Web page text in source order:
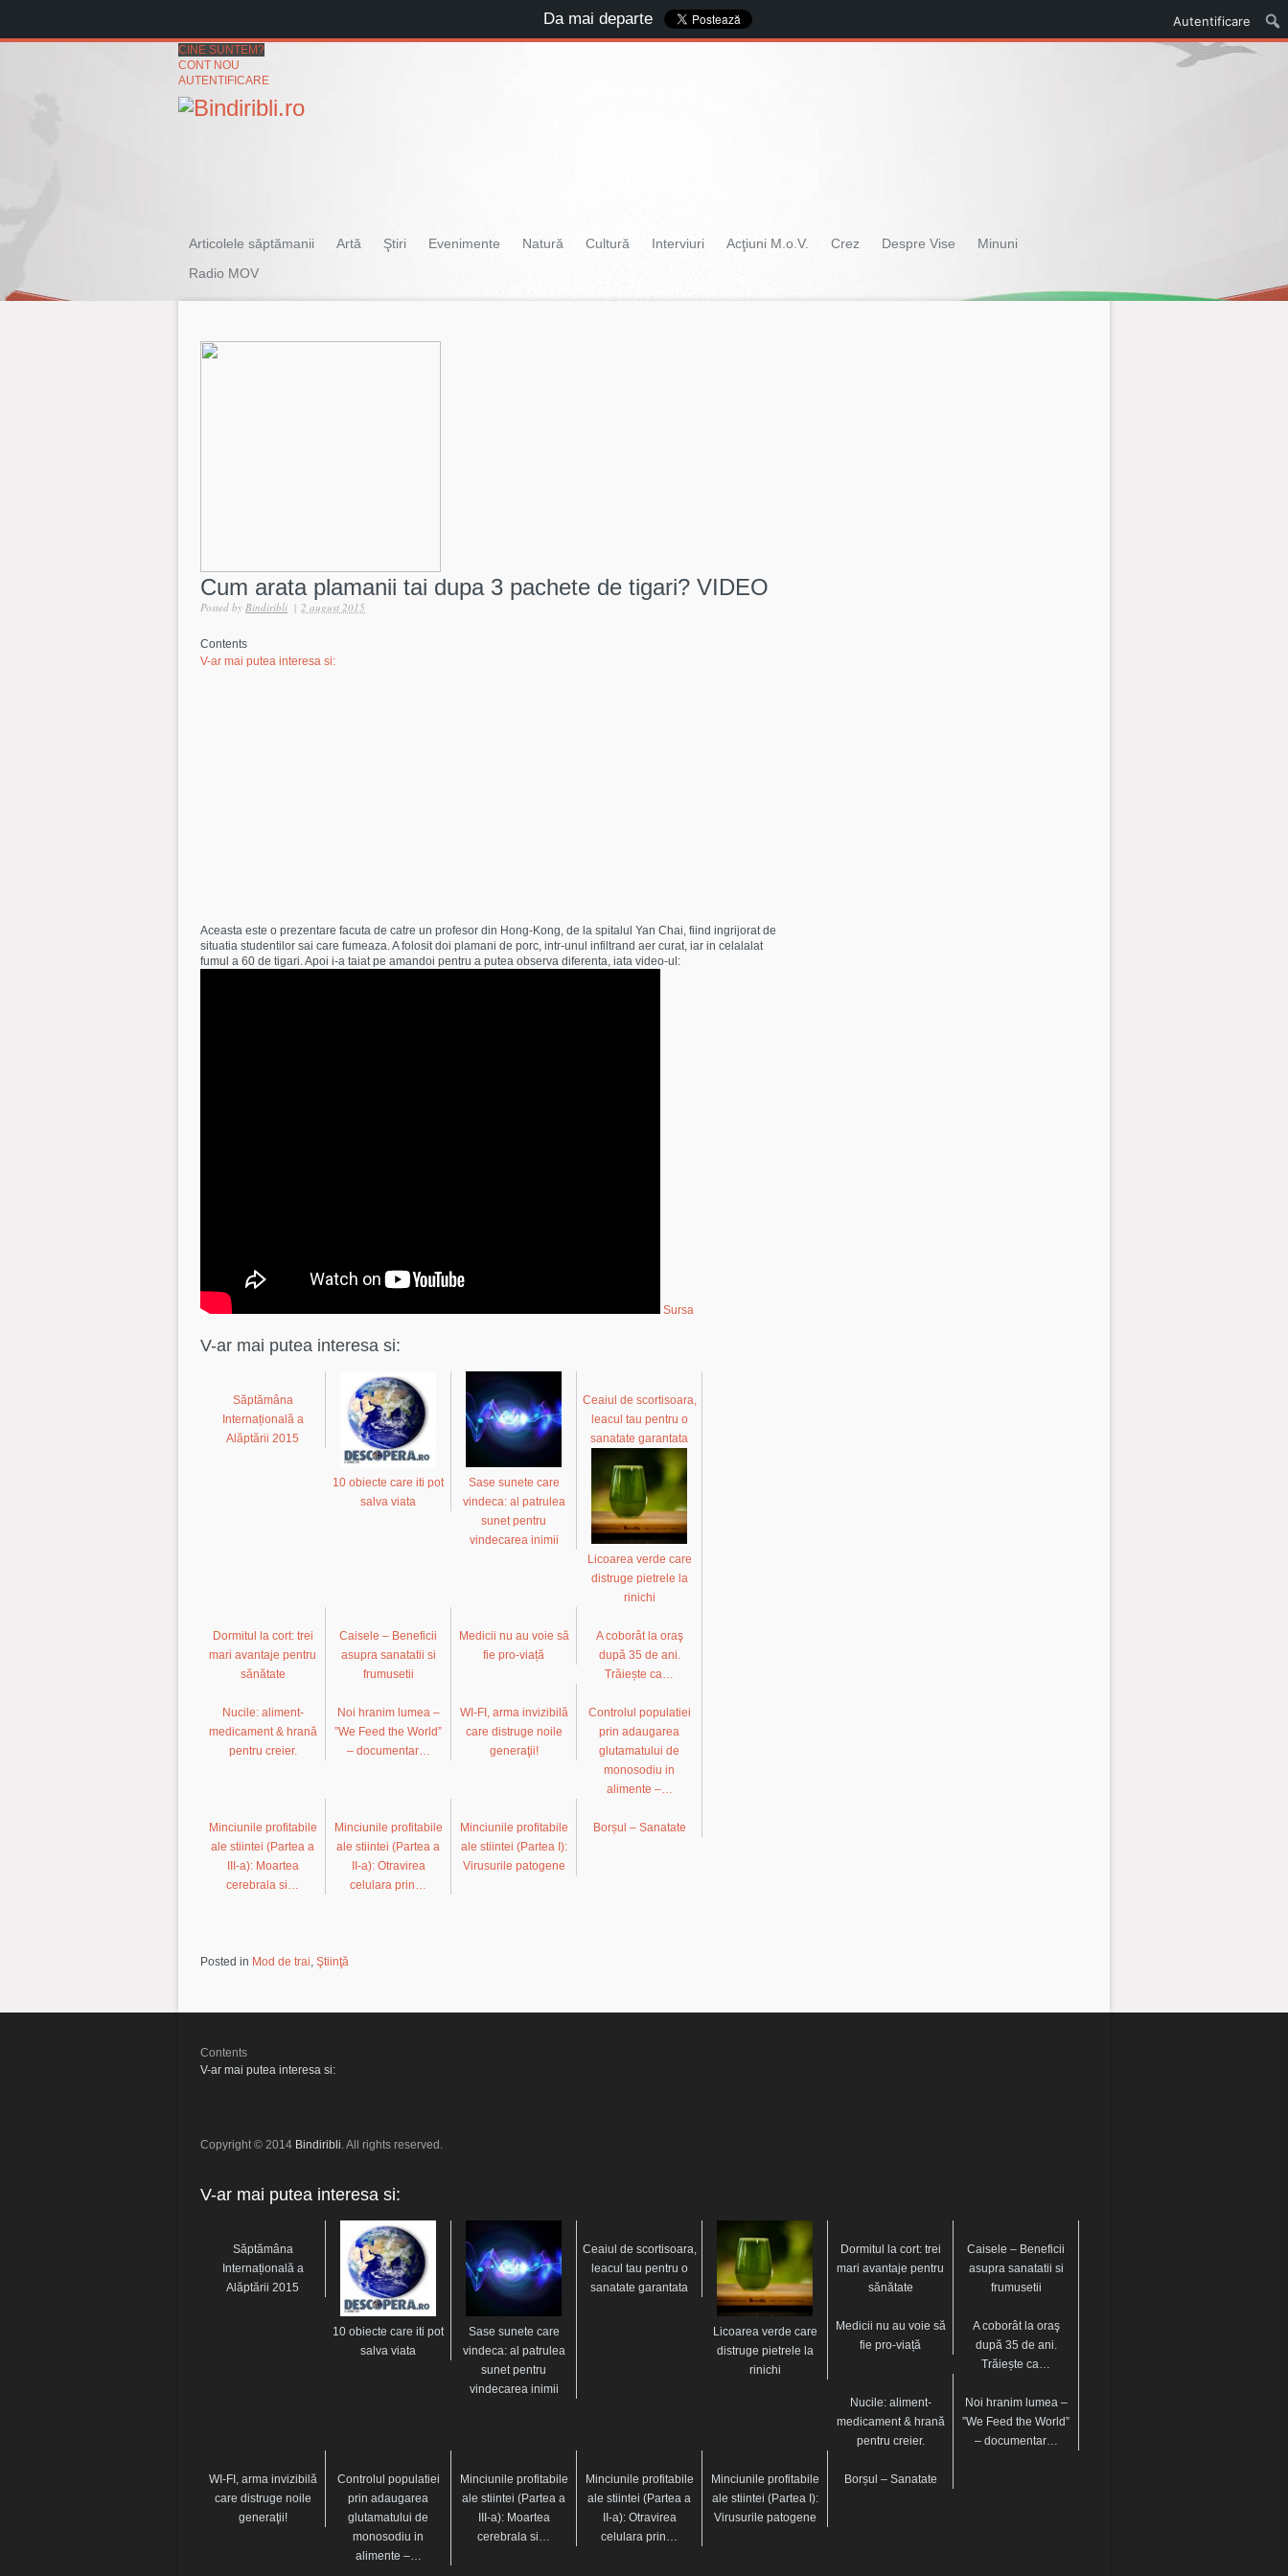
CINE SUNTEM?
CONT NOU
AUTENTIFICARE
Articolele săptămanii Artă Ştiri Evenimente Natură Cultură Interviuri Acţiuni M.o.V. Crez Despre Vise
Minuni
Radio MOV
Cum arata plamanii tai dupa 3 pachete de tigari? VIDEO
Posted by Bindiribli | 2 august 2015
Contents
V-ar mai putea interesa si:
Aceasta este o prezentare facuta de catre un profesor din Hong-Kong, de la spitalul Yan Chai, fiind ingrijorat de
situatia studentilor sai care fumeaza. A folosit doi plamani de porc, intr-unul infiltrand aer curat, iar in celalalat
fumul a 60 de tigari. Apoi i-a taiat pe amandoi pentru a putea observa diferenta, iata video-ul:
Sursa
V-ar mai putea interesa si:
Săptămâna
Internațională a
Alăptării 2015
10 obiecte care iti pot
salva viata
Sase sunete care
vindeca: al patrulea
sunet pentru
vindecarea inimii
Ceaiul de scortisoara,
leacul tau pentru o
sanatate garantata
Licoarea verde care
distruge pietrele la
rinichi
Dormitul la cort: trei
mari avantaje pentru
sănătate
Caisele – Beneficii
asupra sanatatii si
frumusetii
Medicii nu au voie să
fie pro-viață
A coborât la oraş
după 35 de ani.
Trăiește ca…
Nucile: aliment-
medicament & hrană
pentru creier.
Noi hranim lumea –
”We Feed the World”
– documentar…
WI-FI, arma invizibilă
care distruge noile
generaţii!
Controlul populatiei
prin adaugarea
glutamatului de
monosodiu in
alimente –…
Minciunile profitabile
ale stiintei (Partea a
III-a): Moartea
cerebrala si…
Minciunile profitabile
ale stiintei (Partea a
II-a): Otravirea
celulara prin…
Minciunile profitabile
ale stiintei (Partea I):
Virusurile patogene
Borșul – Sanatate
Posted in Mod de trai, Ştiinţă
Contents
V-ar mai putea interesa si:
Copyright © 2014 Bindiribli. All rights reserved.
V-ar mai putea interesa si:
Săptămâna
Internațională a
Alăptării 2015
10 obiecte care iti pot
salva viata
Sase sunete care
vindeca: al patrulea
sunet pentru
vindecarea inimii
Ceaiul de scortisoara,
leacul tau pentru o
sanatate garantata
Licoarea verde care
distruge pietrele la
rinichi
Dormitul la cort: trei
mari avantaje pentru
sănătate
Caisele – Beneficii
asupra sanatatii si
frumusetii
Medicii nu au voie să
fie pro-viață
A coborât la oraş
după 35 de ani.
Trăiește ca…
Nucile: aliment-
medicament & hrană
pentru creier.
Noi hranim lumea –
”We Feed the World”
– documentar…
WI-FI, arma invizibilă
care distruge noile
generaţii!
Controlul populatiei
prin adaugarea
glutamatului de
monosodiu in
alimente –…
Minciunile profitabile
ale stiintei (Partea a
III-a): Moartea
cerebrala si…
Minciunile profitabile
ale stiintei (Partea a
II-a): Otravirea
celulara prin…
Minciunile profitabile
ale stiintei (Partea I):
Virusurile patogene
Borșul – Sanatate
Autentificare
Da mai departe